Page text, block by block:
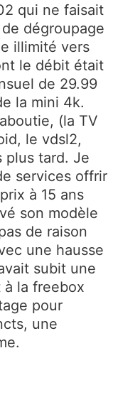
qui ne faisait
dégroupage
illimité vers
le débit était
de 29.99
la mini 4k.
(la TV
le vdsl2,
plus tard. Je
services offrir
à 15 ans
son modèle
de raison
une hausse
subit une
à la freebox
pour
une